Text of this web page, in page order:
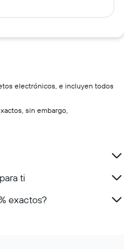
electrónicos, e incluyen todos
sin embargo,
ti
exactos?